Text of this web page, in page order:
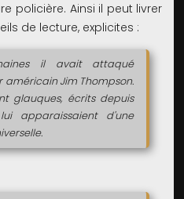
policière. Ainsi il peut livrer
de lecture, explicites :
il avait attaqué
Jim Thompson.
glauques, écrits depuis
apparaissaient d'une